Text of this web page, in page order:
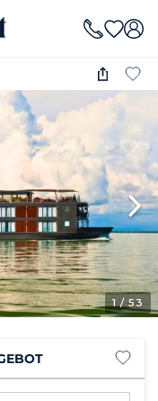
1 / 53